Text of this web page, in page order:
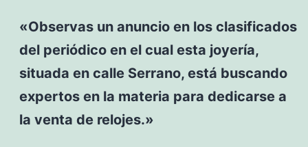
«Observas un anuncio en los clasificados
del periódico en el cual esta joyería,
situada en calle Serrano, está buscando
expertos en la materia para dedicarse a
la venta de relojes.»